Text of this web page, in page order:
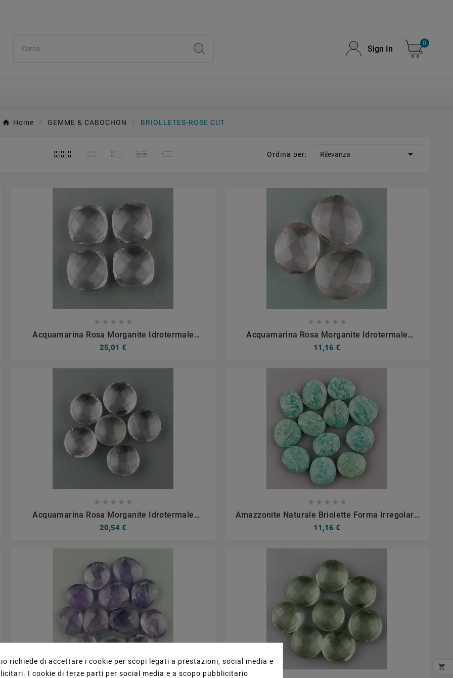
Sign In
0
Home GEMME & CABOCHON BRIOLLETES-ROSE CUT
Ordina per: Rilevanza 
    
Acquamarina Rosa Morganite Idrotermale
Briolette Forma Quadrato Sfaccettato Fatto A
Mano 12mm 1pz
25,01 €
    
Acquamarina Rosa Morganite Idrotermale
Briolette Forma Irregolare Sfaccettato Fatto A
Mano 12-16mm 1pz
11,16 €
    
Acquamarina Rosa Morganite Idrotermale
Briolette Forma Tondo Sfaccettato Fatto A Mano
12mm 1pz
20,54 €
    
Amazzonite Naturale Briolette Forma Irregolare
Sfaccettato Fatto A Mano 12-16mm 1pz
11,16 €

richiede di accettare i cookie per scopi legati a prestazioni, social media e
I cookie di terze parti per social media e a scopo pubblicitario